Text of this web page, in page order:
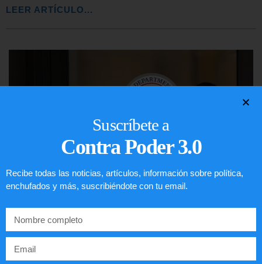
LEER ARTÍCULO...
Comunistas no son bienvenidos en
EE.UU.
Suscríbete a
Contra Poder 3.0
Recibe todas las noticias, artículos, información sobre política,
enchufados y más, suscribiéndote con tu email.